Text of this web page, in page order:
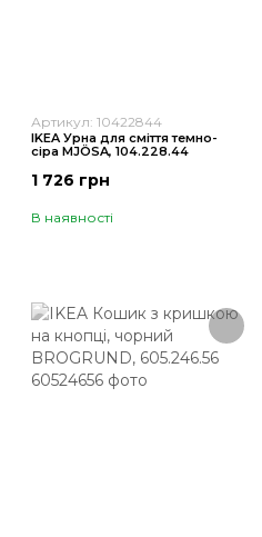
Артикул: 10422844
IKEA Урна для сміття темно-
сіра MJÖSA, 104.228.44
1 726 грн
В наявності